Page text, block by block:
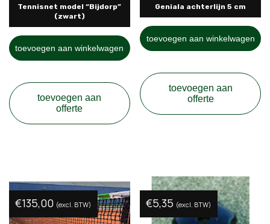
Tennisnet model “Bijdorp”
(zwart)
toevoegen aan winkelwagen
toevoegen aan
offerte
Geniala achterlijn 5 cm
toevoegen aan winkelwagen
toevoegen aan
offerte
€135,00 (excl. BTW) €5,35 (excl. BTW)